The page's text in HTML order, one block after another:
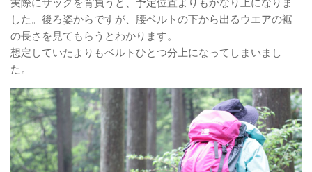
実際にザックを背負うと、予定位置よりもかなり上になりま
した。後ろ姿からですが、腰ベルトの下から出るウエアの裾
の長さを見てもらうとわかります。
想定していたよりもベルトひとつ分上になってしまいまし
た。